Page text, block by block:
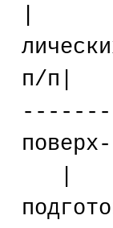
|
поверх-